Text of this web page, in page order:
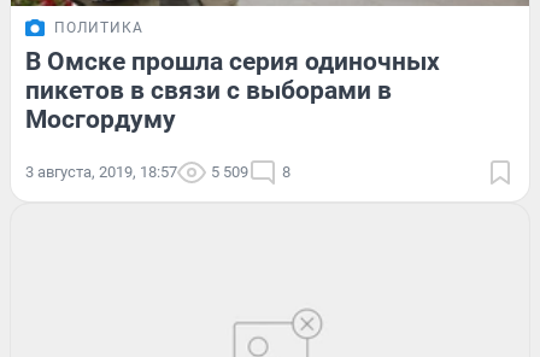
ПОЛИТИКА
В Омске прошла серия одиночных
пикетов в связи с выборами в
Мосгордуму
3 августа, 2019, 18:57 5 509 8